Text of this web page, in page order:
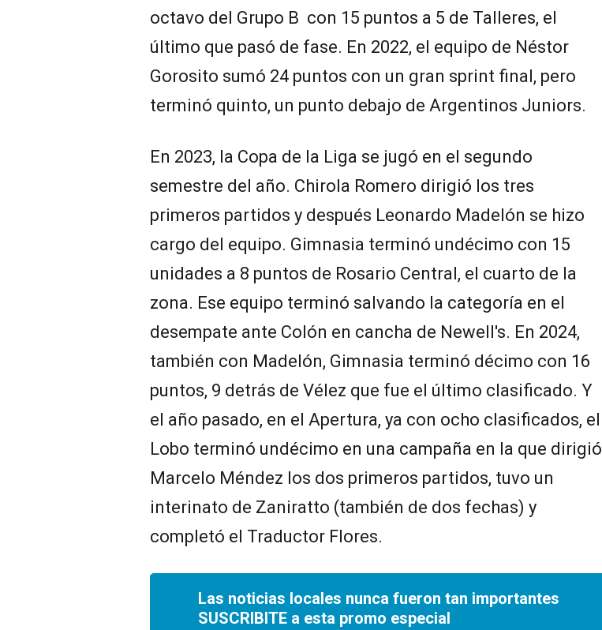
octavo del Grupo B con 15 puntos a 5 de Talleres, el
último que pasó de fase. En 2022, el equipo de Néstor
Gorosito sumó 24 puntos con un gran sprint final, pero
terminó quinto, un punto debajo de Argentinos Juniors.
En 2023, la Copa de la Liga se jugó en el segundo
semestre del año. Chirola Romero dirigió los tres
primeros partidos y después Leonardo Madelón se hizo
cargo del equipo. Gimnasia terminó undécimo con 15
unidades a 8 puntos de Rosario Central, el cuarto de la
zona. Ese equipo terminó salvando la categoría en el
desempate ante Colón en cancha de Newell's. En 2024,
también con Madelón, Gimnasia terminó décimo con 16
puntos, 9 detrás de Vélez que fue el último clasificado. Y
el año pasado, en el Apertura, ya con ocho clasificados, el
Lobo terminó undécimo en una campaña en la que dirigió
Marcelo Méndez los dos primeros partidos, tuvo un
interinato de Zaniratto (también de dos fechas) y
completó el Traductor Flores.
Las noticias locales nunca fueron tan importantes
SUSCRIBITE a esta promo especial